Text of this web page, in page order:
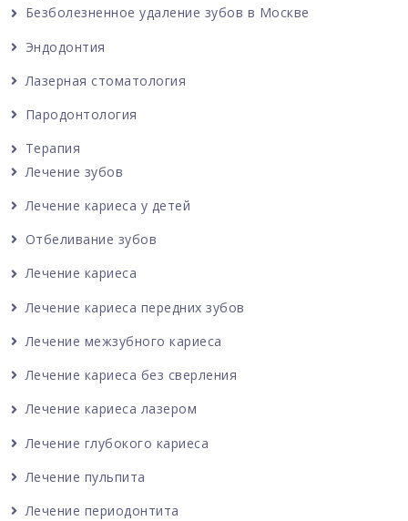
Безболезненное удаление зубов в Москве
Эндодонтия
Лазерная стоматология
Пародонтология
Терапия
Лечение зубов
Лечение кариеса у детей
Отбеливание зубов
Лечение кариеса
Лечение кариеса передних зубов
Лечение межзубного кариеса
Лечение кариеса без сверления
Лечение кариеса лазером
Лечение глубокого кариеса
Лечение пульпита
Лечение периодонтита